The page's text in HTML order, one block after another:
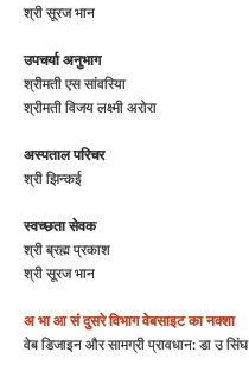
श्री सूरज भान
उपचर्या अनुभाग
श्रीमती एस सांवरिया
श्रीमती विजय लक्ष्मी अरोरा
अस्पताल परिचर
श्री झिन्कई
स्वच्छता सेवक
श्री ब्रह्म प्रकाश
श्री सूरज भान
अ भा आ संदुसरे विभागवेबसाइट का नक्शा
वेब डिजाइन और सामग्री प्रावधान: डा उ सिंघ